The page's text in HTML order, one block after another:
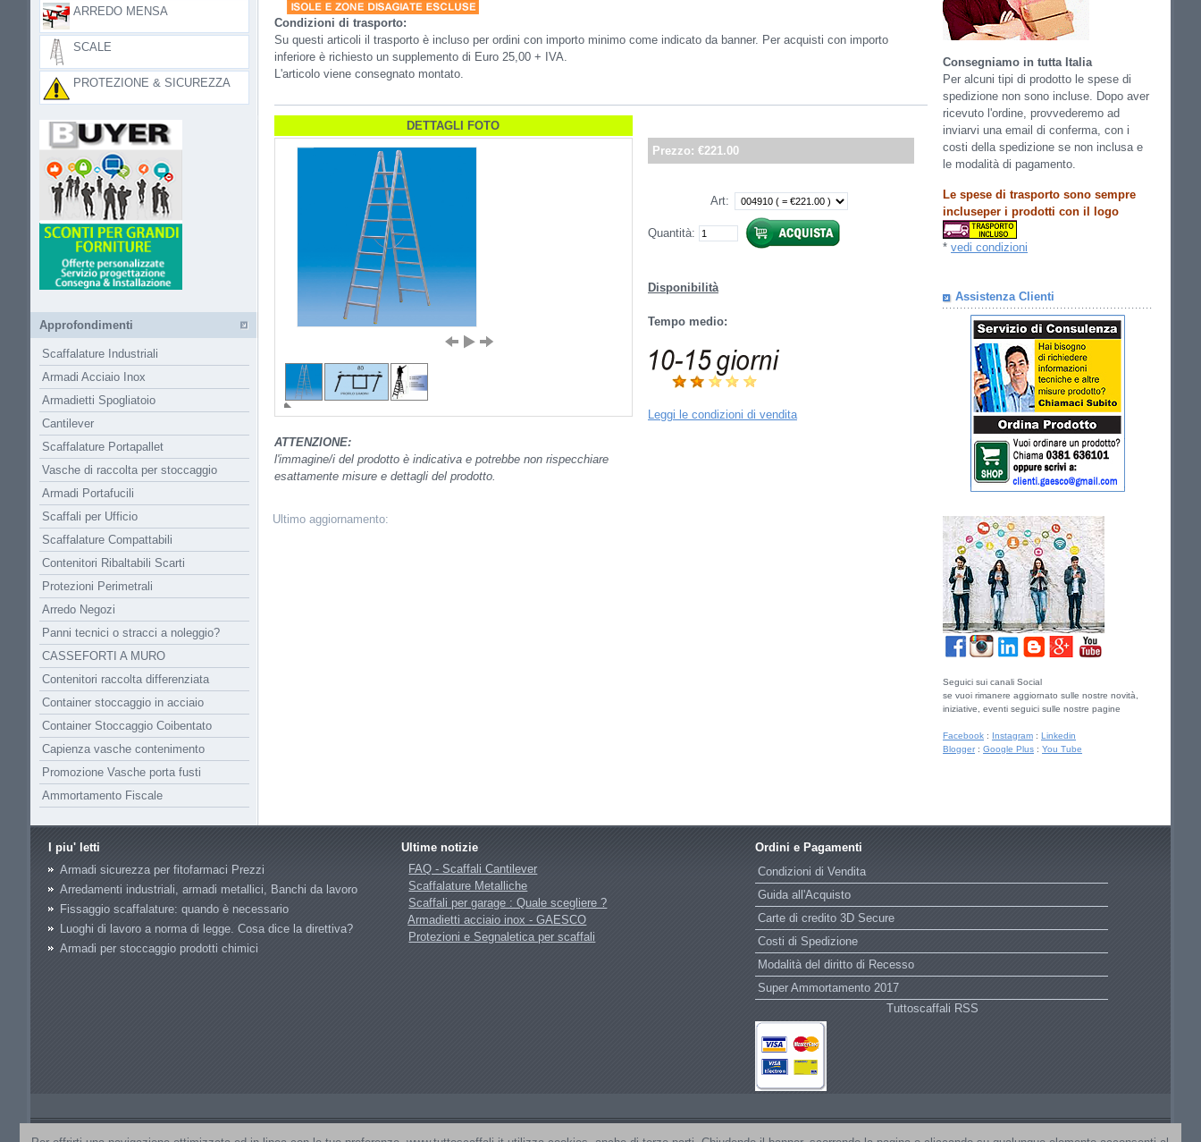
Condizioni di trasporto:
Su questi articoli il trasporto è incluso per ordini con importo minimo come indicato da banner. Per acquisti con importo
inferiore è richiesto un supplemento di Euro 25,00 + IVA.
L'articolo viene consegnato montato.
DETTAGLI FOTO
ATTENZIONE:
l'immagine/i del prodotto è indicativa e potrebbe non rispecchiare
esattamente misure e dettagli del prodotto.
Prezzo: €221.00
Art:
Quantità:
Disponibilità
Tempo medio:
Leggi le condizioni di vendita
Ultimo aggiornamento:
ARREDO MENSA
SCALE
PROTEZIONE & SICUREZZA
Approfondimenti
Scaffalature Industriali
Armadi Acciaio Inox
Armadietti Spogliatoio
Cantilever
Scaffalature Portapallet
Vasche di raccolta per stoccaggio
Armadi Portafucili
Scaffali per Ufficio
Scaffalature Compattabili
Contenitori Ribaltabili Scarti
Protezioni Perimetrali
Arredo Negozi
Panni tecnici o stracci a noleggio?
CASSEFORTI A MURO
Contenitori raccolta differenziata
Container stoccaggio in acciaio
Container Stoccaggio Coibentato
Capienza vasche contenimento
Promozione Vasche porta fusti
Ammortamento Fiscale
Consegniamo in tutta Italia
Per alcuni tipi di prodotto le spese di
spedizione non sono incluse. Dopo aver
ricevuto l'ordine, provvederemo ad
inviarvi una email di conferma, con i
costi della spedizione se non inclusa e
le modalità di pagamento.
Le spese di trasporto sono sempre
incluseper i prodotti con il logo
*vedi condizioni
Assistenza Clienti
Seguici sui canali Social
se vuoi rimanere aggiornato sulle nostre novità,
iniziative, eventi seguici sulle nostre pagine
Facebook : Instagram :Linkedin
Blogger:Google Plus :You Tube
I piu' letti
Armadi sicurezza per fitofarmaci Prezzi
Arredamenti industriali, armadi metallici, Banchi da lavoro
Fissaggio scaffalature: quando è necessario
Luoghi di lavoro a norma di legge. Cosa dice la direttiva?
Armadi per stoccaggio prodotti chimici
Ultime notizie
FAQ - Scaffali Cantilever
Scaffalature Metalliche
Scaffali per garage : Quale scegliere ?
Armadietti acciaio inox - GAESCO
Protezioni e Segnaletica per scaffali
Ordini e Pagamenti
Condizioni di Vendita
Guida all'Acquisto
Carte di credito 3D Secure
Costi di Spedizione
Modalità del diritto di Recesso
Super Ammortamento 2017
Tuttoscaffali RSS